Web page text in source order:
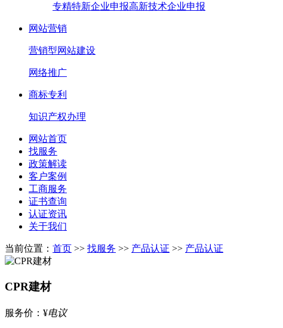
专精特新企业申报高新技术企业申报
网站营销
营销型网站建设
网络推广
商标专利
知识产权办理
网站首页
找服务
政策解读
客户案例
工商服务
证书查询
认证资讯
关于我们
当前位置： 首页 >> 找服务 >> 产品认证 >> 产品认证
CPR建材
服务价： ¥电议